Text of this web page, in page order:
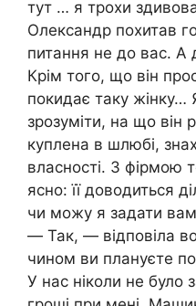
тут … я трохи
Олександр похитав
питання не до вас. А
Крім того, що він
покидає таку жінку…
зрозуміти, на що він
куплена в шлюбі,
власності. З фірмою
ясно: її доводиться
чи можу я задати
— Так, — відповіла
чином ви плануєте
У нас ніколи не було